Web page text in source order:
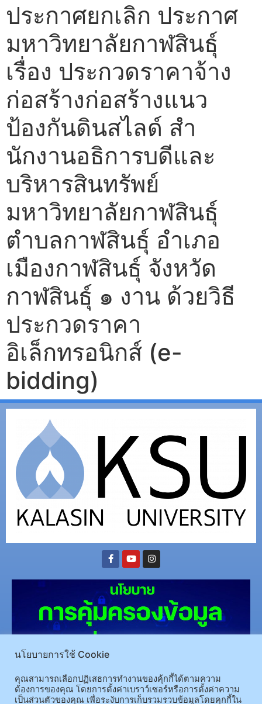
ประกาศยกเลิก ประกาศ
มหาวิทยาลัยกาฬสินธุ์
เรื่อง ประกวดราคาจ้าง
ก่อสร้างก่อสร้างแนว
ป้องกันดินสไลด์ สํา
นักงานอธิการบดีและ
บริหารสินทรัพย์
มหาวิทยาลัยกาฬสินธุ์
ตําบลกาฬสินธุ์ อําเภอ
เมืองกาฬสินธุ์ จังหวัด
กาฬสินธุ์ ๑ งาน ด้วยวิธี
ประกวดราคา
อิเล็กทรอนิกส์ (e-
bidding)
(อ.นามน)13 หมู่ 14 ต.สงเปลือย อ.นามน จ.กาฬสินธุ์ 46230โทรศัพท์ : 043-602-055 โทรสาร :
043-602-044
นโยบายการใช้ Cookie
คุณสามารถเลือกปฏิเสธการทำงานของคุ้กกี้ได้ตามความ
ต้องการของคุณ โดยการตั้งค่าเบราว์เซอร์หรือการตั้งค่าความ
เป็นส่วนตัวของคุณ เพื่อระงับการเก็บรวมรวบข้อมูลโดยคุกกี้ใน